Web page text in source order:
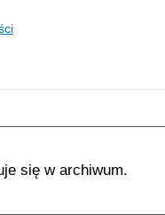
się w archiwum.